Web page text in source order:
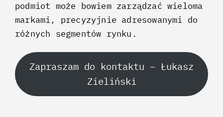
podmiot może bowiem zarządzać wieloma
markami, precyzyjnie adresowanymi do
różnych segmentów rynku.
Zapraszam do kontaktu – Łukasz
Zieliński